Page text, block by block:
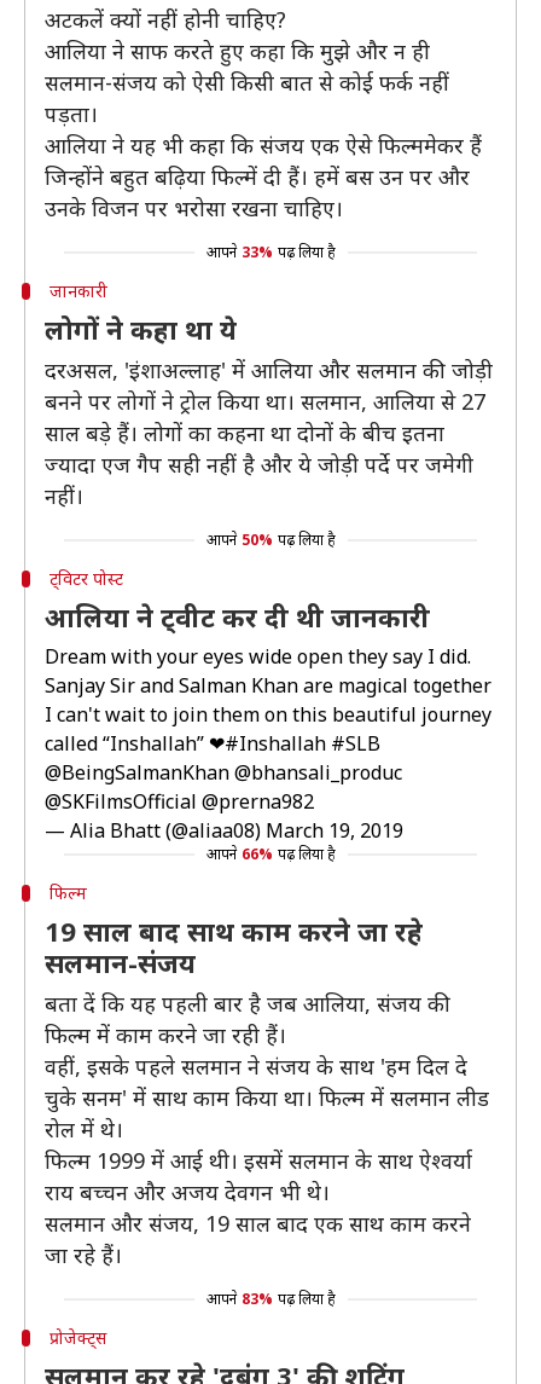
अटकलें क्यों नहीं होनी चाहिए?
आलिया ने साफ करते हुए कहा कि मुझे और न ही
सलमान-संजय को ऐसी किसी बात से कोई फर्क नहीं
पड़ता।
आलिया ने यह भी कहा कि संजय एक ऐसे फिल्ममेकर हैं
जिन्होंने बहुत बढ़िया फिल्में दी हैं। हमें बस उन पर और
उनके विजन पर भरोसा रखना चाहिए।
आपने 33% पढ़ लिया है
जानकारी
लोगों ने कहा था ये
दरअसल, 'इंशाअल्लाह' में आलिया और सलमान की जोड़ी
बनने पर लोगों ने ट्रोल किया था। सलमान, आलिया से 27
साल बड़े हैं। लोगों का कहना था दोनों के बीच इतना
ज्यादा एज गैप सही नहीं है और ये जोड़ी पर्दे पर जमेगी
नहीं।
आपने 50% पढ़ लिया है
ट्विटर पोस्ट
आलिया ने ट्वीट कर दी थी जानकारी
Dream with your eyes wide open they say I did.
Sanjay Sir and Salman Khan are magical together
I can't wait to join them on this beautiful journey
called “Inshallah” ❤#Inshallah #SLB
@BeingSalmanKhan@bhansali_produc
@SKFilmsOfficial @prerna982
— Alia Bhatt (@aliaa08) March 19, 2019
आपने 66% पढ़ लिया है
फिल्म
19 साल बाद साथ काम करने जा रहे
सलमान-संजय
बता दें कि यह पहली बार है जब आलिया, संजय की
फिल्म में काम करने जा रही हैं।
वहीं, इसके पहले सलमान ने संजय के साथ 'हम दिल दे
चुके सनम' में साथ काम किया था। फिल्म में सलमान लीड
रोल में थे।
फिल्म 1999 में आई थी। इसमें सलमान के साथ ऐश्वर्या
राय बच्चन और अजय देवगन भी थे।
सलमान और संजय, 19 साल बाद एक साथ काम करने
जा रहे हैं।
आपने 83% पढ़ लिया है
प्रोजेक्ट्स
सलमान कर रहे 'दबंग 3' की शूटिंग